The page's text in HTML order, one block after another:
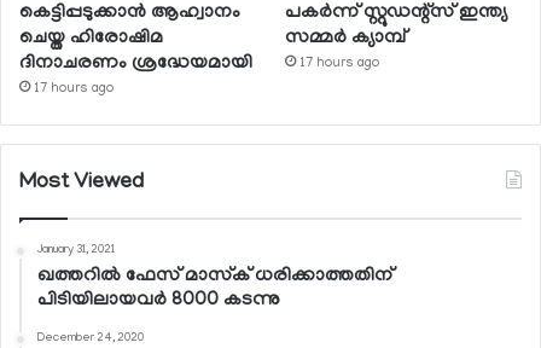
കെട്ടിപ്പടുക്കാന്‍ ആഹ്വാനം
ചെയ്ത ഹിരോഷിമ
ദിനാചരണം ശ്രദ്ധേയമായി
17 hours ago
പകര്‍ന്ന് സ്റ്റുഡന്റ്‌സ് ഇന്ത്യ
സമ്മര്‍ ക്യാമ്പ്
17 hours ago
Most Viewed
January 31, 2021
ഖത്തറില്‍ ഫേസ് മാസ്‌ക് ധരിക്കാത്തതിന്
പിടിയിലായവര്‍ 8000 കടന്നു
December 24, 2020